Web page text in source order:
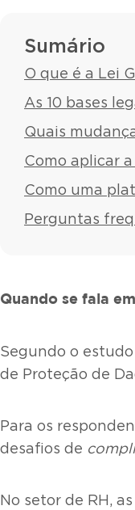
Sumário
O que é a Lei
As 10 bases
Quais
Como aplicar a
Como uma
Perguntas
Quando se fala em
Segundo o estudo
de Proteção de
Para os
desafios de
No setor de RH,